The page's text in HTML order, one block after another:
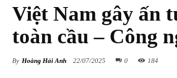
Việt Nam gây ấn
toàn cầu – Công
By Hoàng Hải Anh 22/07/2025 0 184